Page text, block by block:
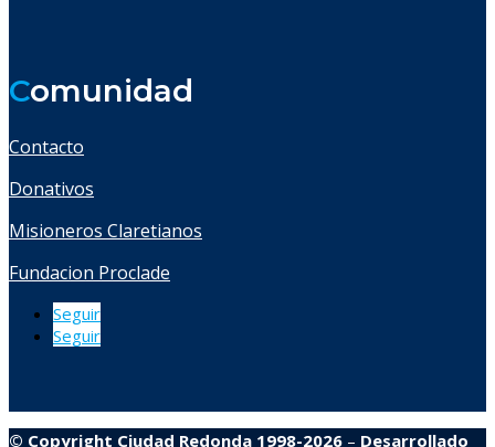
Comunidad
Contacto
Donativos
Misioneros Claretianos
Fundacion Proclade
Seguir
Seguir
© Copyright Ciudad Redonda 1998-2026 – Desarrollado